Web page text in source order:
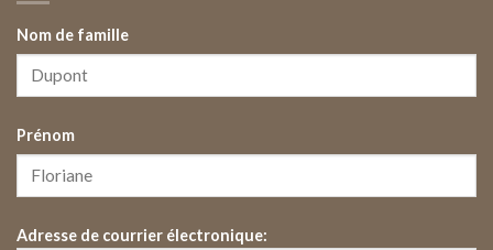
Nom de famille
Prénom
Adresse de courrier électronique: